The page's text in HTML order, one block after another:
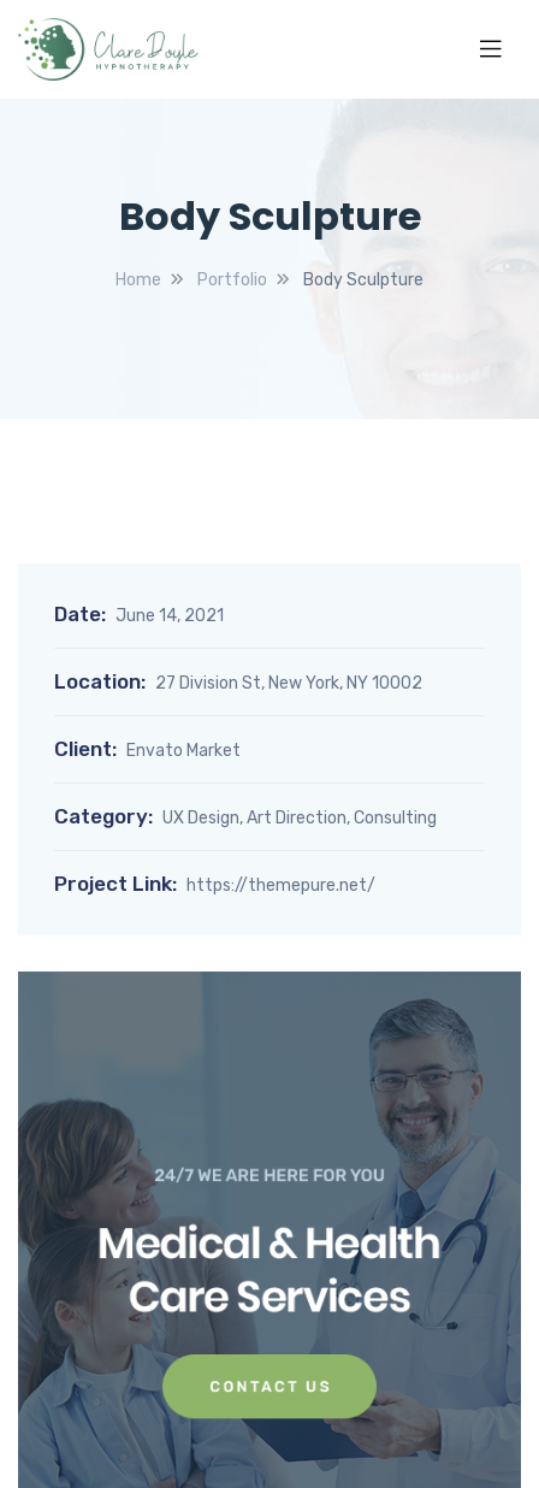
Body Sculpture
Home Portfolio Body Sculpture
Date: June 14, 2021
Location: 27 Division St, New York, NY 10002
Client: Envato Market
Category: UX Design, Art Direction, Consulting
Project Link: https://themepure.net/